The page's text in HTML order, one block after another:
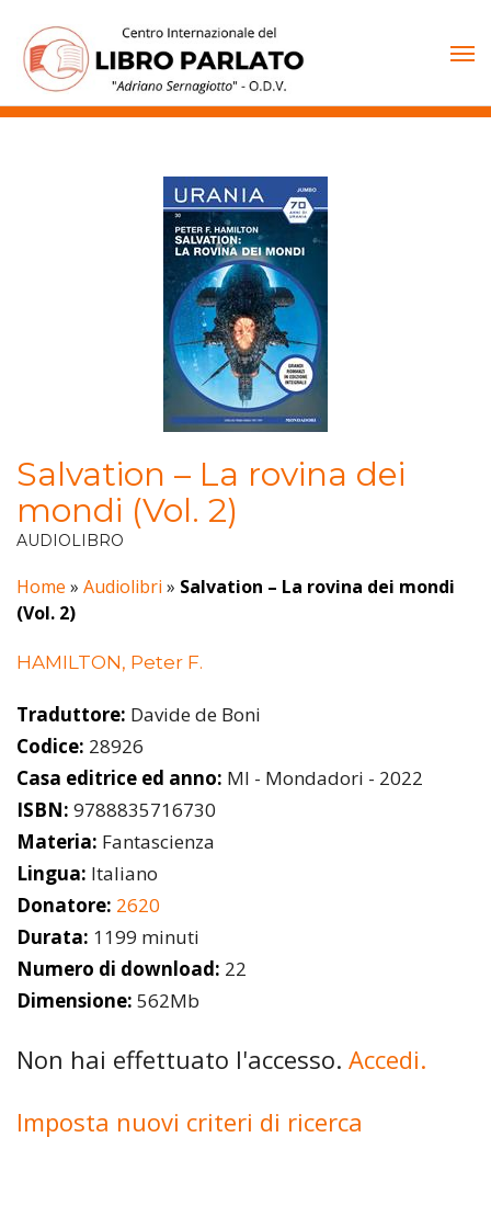
contenuto
Salvation – La rovina dei
mondi (Vol. 2)
AUDIOLIBRO
Home » Audiolibri » Salvation – La rovina dei mondi
(Vol. 2)
HAMILTON, Peter F.
Traduttore: Davide de Boni
Codice: 28926
Casa editrice ed anno: MI - Mondadori - 2022
ISBN: 9788835716730
Materia: Fantascienza
Lingua: Italiano
Donatore: 2620
Durata: 1199 minuti
Numero di download: 22
Dimensione: 562Mb
Non hai effettuato l'accesso. Accedi.
Imposta nuovi criteri di ricerca